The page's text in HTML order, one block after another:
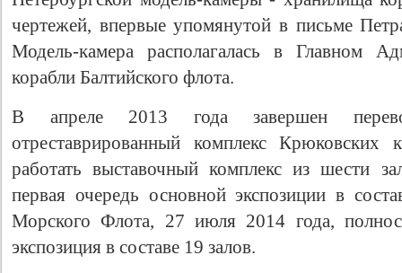
чертежей, впервые упомянутой в письме
Модель-камера располагалась в Главном
корабли Балтийского флота.
В апреле 2013 года завершен
отреставрированный комплекс
работать выставочный комплекс из шести
первая очередь основной экспозиции в
Морского Флота, 27 июля 2014 года,
экспозиция в составе 19 залов.